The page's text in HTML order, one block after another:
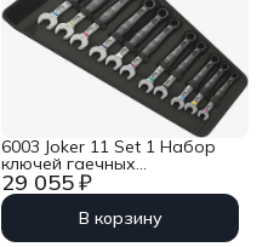
29 055 ₽
6003 Joker 11 Set 1 Набор
ключей гаечных
комбинированных, 11 пр.,
8/10/11/12/13/14/15/16/17/18/19
мм Wera WE-020231
В корзину